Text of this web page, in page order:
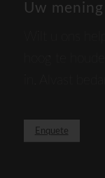
Uw
hoog te
Enquete